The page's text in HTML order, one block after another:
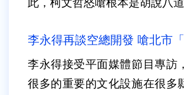
李永得再談空總開發 嗆北市
李永得接受平面媒體節目專訪
很多的重要的文化設施在很多